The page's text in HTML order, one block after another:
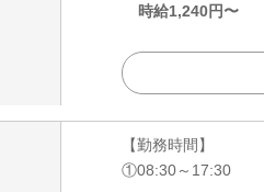
時給1,240円〜
【勤務時間】
①08:30～17:30